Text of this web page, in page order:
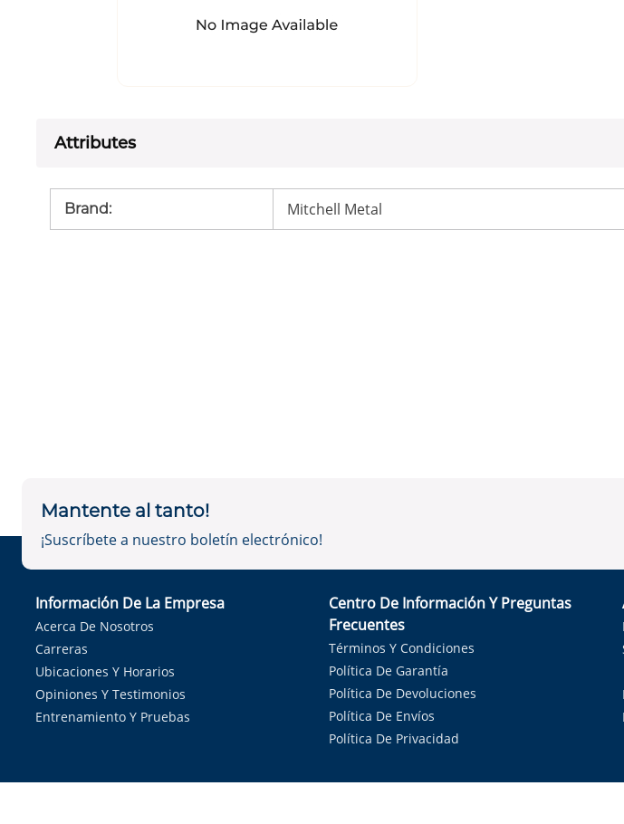
Attributes
Brand: Mitchell Metal
Mantente al tanto!
¡Suscríbete a nuestro boletín electrónico!
Información De La Empresa
Acerca De Nosotros
Carreras
Ubicaciones Y Horarios
Opiniones Y Testimonios
Entrenamiento Y Pruebas
Centro De Información Y Preguntas
Frecuentes
Términos Y Condiciones
Política De Garantía
Política De Devoluciones
Política De Envíos
Política De Privacidad